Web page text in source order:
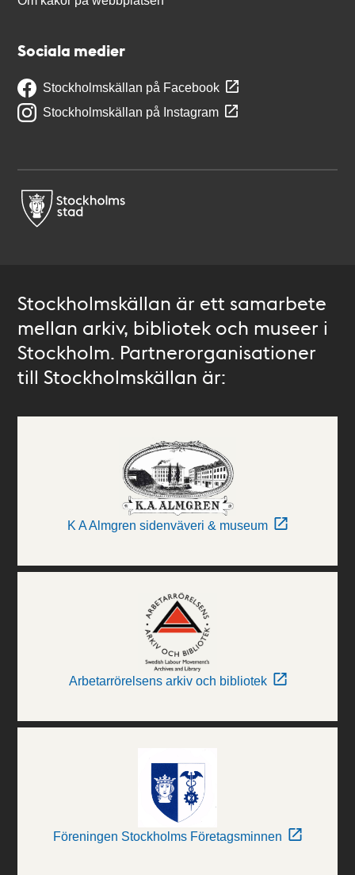
Sociala medier
Stockholmskällan på Facebook
Stockholmskällan på Instagram
Stockholmskällan är ett samarbete
mellan arkiv, bibliotek och museer i
Stockholm. Partnerorganisationer
till Stockholmskällan är:
K A Almgren sidenväveri & museum
Arbetarrörelsens arkiv och bibliotek
Föreningen Stockholms Företagsminnen